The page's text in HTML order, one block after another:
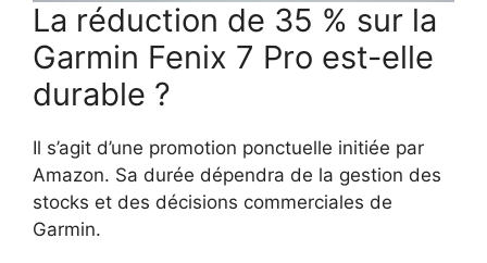
La réduction de 35 % sur la
Garmin Fenix 7 Pro est-elle
durable ?
Il s’agit d’une promotion ponctuelle initiée par
Amazon. Sa durée dépendra de la gestion des
stocks et des décisions commerciales de
Garmin.